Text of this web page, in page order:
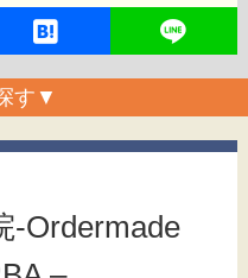
す▼
-Ordermade